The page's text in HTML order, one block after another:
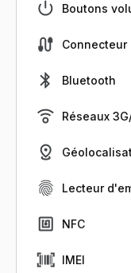
Boutons
Connecteur
Bluetooth
Réseaux
Lecteur
NFC
IMEI